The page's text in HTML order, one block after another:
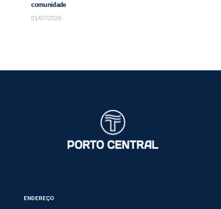
comunidade
01/07/2026
ENDEREÇO